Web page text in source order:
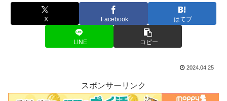
X Facebook はてブ
LINE コピー
2024.04.25
スポンサーリンク